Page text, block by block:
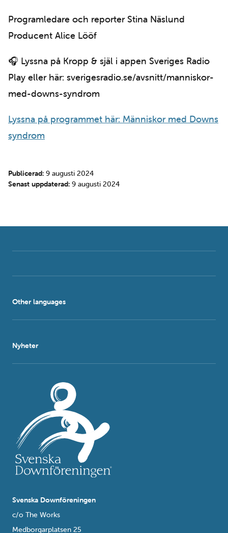
Programledare och reporter Stina Näslund
Producent Alice Lööf
🎧 Lyssna på Kropp & själ i appen Sveriges Radio
Play eller här: sverigesradio.se/avsnitt/manniskor-
med-downs-syndrom
Lyssna på programmet här: Människor med Downs
syndrom
Publicerad: 9 augusti 2024
Senast uppdaterad: 9 augusti 2024
Other languages
Nyheter
Svenska Downföreningen
c/o The Works
Medborgarplatsen 25